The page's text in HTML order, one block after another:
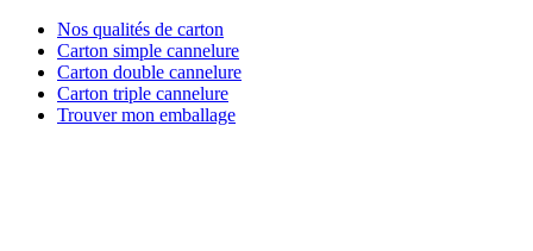
Nos qualités de carton
Carton simple cannelure
Carton double cannelure
Carton triple cannelure
Trouver mon emballage